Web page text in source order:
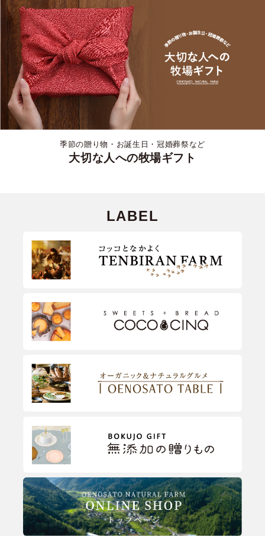
季節の贈り物・お誕生日・冠婚葬祭など
大切な人への牧場ギフト
LABEL